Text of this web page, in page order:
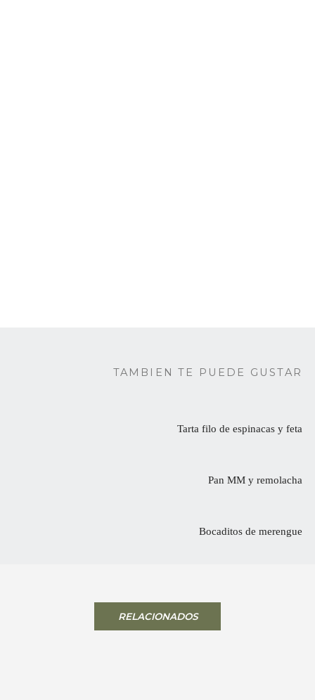
TAMBIEN TE PUEDE GUSTAR
Tarta filo de espinacas y feta
Pan MM y remolacha
Bocaditos de merengue
RELACIONADOS